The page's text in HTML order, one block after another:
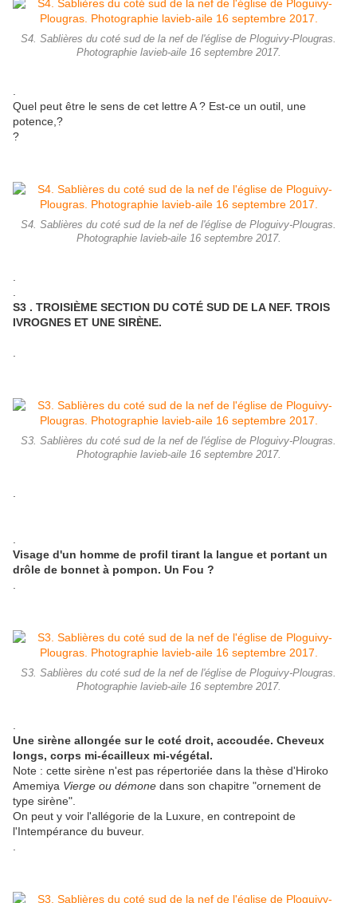
S4. Sablières du coté sud de la nef de l'église de Ploguivy-Plougras.
Photographie lavieb-aile 16 septembre 2017.
Quel peut être le sens de cet lettre A ? Est-ce un outil, une
potence,?
?
S4. Sablières du coté sud de la nef de l'église de Ploguivy-Plougras.
Photographie lavieb-aile 16 septembre 2017.
S3 . TROISIÈME SECTION DU COTÉ SUD DE LA NEF. TROIS
IVROGNES ET UNE SIRÈNE.
S3. Sablières du coté sud de la nef de l'église de Ploguivy-Plougras.
Photographie lavieb-aile 16 septembre 2017.
Visage d'un homme de profil tirant la langue et portant un
drôle de bonnet à pompon. Un Fou ?
S3. Sablières du coté sud de la nef de l'église de Ploguivy-Plougras.
Photographie lavieb-aile 16 septembre 2017.
Une sirène allongée sur le coté droit, accoudée. Cheveux
longs, corps mi-écailleux mi-végétal.
Note : cette sirène n'est pas répertoriée dans la thèse d'Hiroko
Amemiya Vierge ou démone dans son chapitre "ornement de
type sirène".
On peut y voir l'allégorie de la Luxure, en contrepoint de
l'Intempérance du buveur.